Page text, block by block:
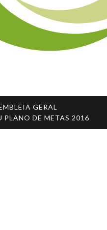
GERAL
DE METAS 2016